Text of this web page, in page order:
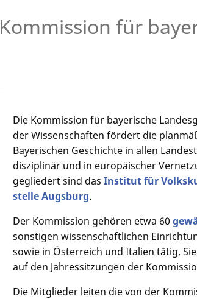
Kommission für
Die Kommission für bayerische
der Wissenschaften fördert die
Bayerischen Geschichte in allen
disziplinär und in europäischer
gegliedert sind dasInstitut für
stelle Augsburg.
Der Kommission gehören etwa 60
sonstigen wissenschaftlichen
sowie in Österreich und Italien tätig.
auf den Jahressitzungen der
Die Mitglieder leiten die von der